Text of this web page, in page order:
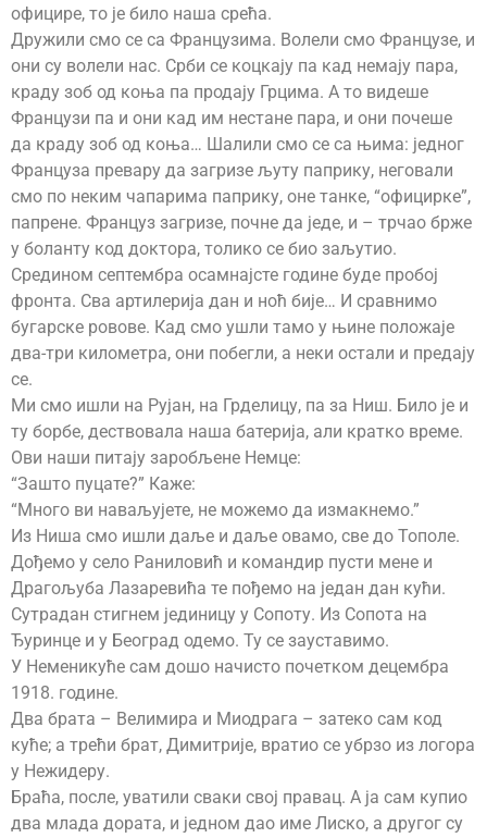
официре, то је било наша срећа.
Дружили смо се са Французима. Волели смо Французе, и
они су волели нас. Срби се коцкају па кад немају пара,
краду зоб од коња па продају Грцима. А то видеше
Французи па и они кад им нестане пара, и они почеше
да краду зоб од коња… Шалили смо се са њима: једног
Француза превару да загризе љуту паприку, неговали
смо по неким чапарима паприку, оне танке, “официрке”,
папрене. Француз загризе, почне да једе, и – трчао брже
у боланту код доктора, толико се био заљутио.
Средином септембра осамнајсте године буде пробој
фронта. Сва артилерија дан и ноћ бије… И сравнимо
бугарске ровове. Кад смо ушли тамо у њине положаје
два-три километра, они побегли, а неки остали и предају
се.
Ми смо ишли на Рујан, на Грделицу, па за Ниш. Било је и
ту борбе, дествовала наша батерија, али кратко време.
Ови наши питају заробљене Немце:
“Зашто пуцате?” Каже:
“Много ви наваљујете, не можемо да измакнемо.”
Из Ниша смо ишли даље и даље овамо, све до Тополе.
Дођемо у село Раниловић и командир пусти мене и
Драгољуба Лазаревића те пођемо на један дан кући.
Сутрадан стигнем јединицу у Сопоту. Из Сопота на
Ђуринце и у Београд одемо. Ту се зауставимо.
У Неменикуће сам дошо начисто почетком децембра
1918. године.
Два брата – Велимира и Миодрага – затеко сам код
куће; а трећи брат, Димитрије, вратио се убрзо из логора
у Нежидеру.
Браћа, после, уватили сваки свој правац. А ја сам купио
два млада дората, и једном дао име Лиско, а другог су